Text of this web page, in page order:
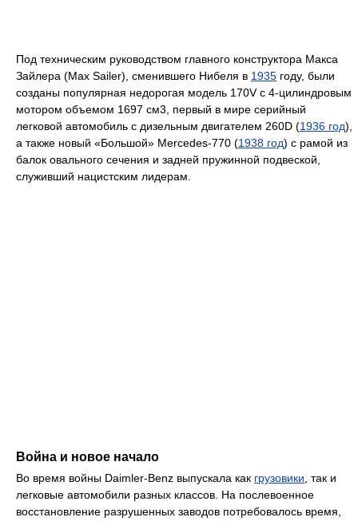
Под техническим руководством главного конструктора Макса
Зайлера (Max Sailer), сменившего Нибеля в 1935 году, были
созданы популярная недорогая модель 170V с 4-цилиндровым
мотором объемом 1697 см3, первый в мире серийный
легковой автомобиль с дизельным двигателем 260D (1936 год),
а также новый «Большой» Mercedes-770 (1938 год) с рамой из
балок овального сечения и задней пружинной подвеской,
служивший нацистским лидерам.
Война и новое начало
Во время войны Daimler-Benz выпускала как грузовики, так и
легковые автомобили разных классов. На послевоенное
восстановление разрушенных заводов потребовалось время,